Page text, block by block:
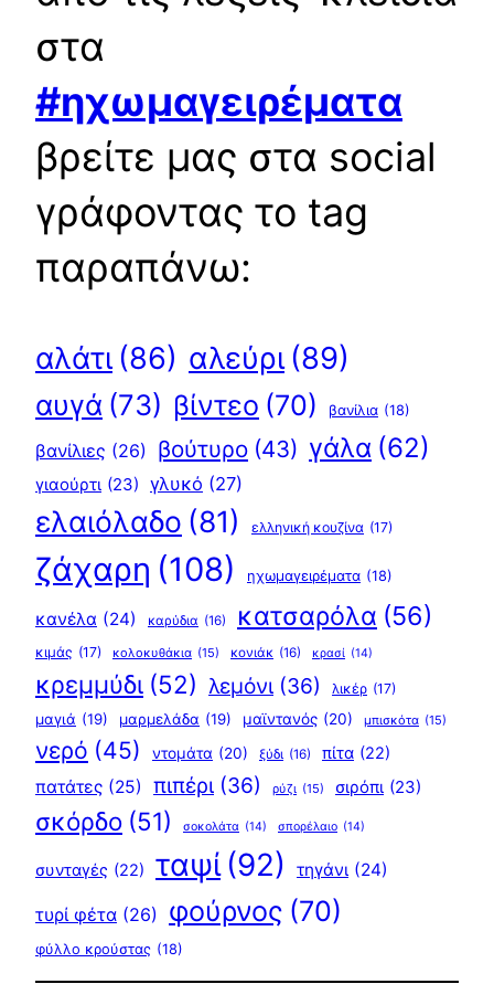
στα
#ηχωμαγειρέματα
βρείτε μας στα social
γράφοντας το tag
παραπάνω:
αλάτι (86) αλεύρι (89)
αυγά (73) βίντεο (70) βανίλια (18)
βανίλιες (26) βούτυρο (43) γάλα (62)
γιαούρτι (23) γλυκό (27)
ελαιόλαδο (81) ελληνική κουζίνα (17)
ζάχαρη (108) ηχωμαγειρέματα (18)
κανέλα (24) καρύδια (16) κατσαρόλα (56)
κιμάς (17) κολοκυθάκια (15) κονιάκ (16) κρασί (14)
κρεμμύδι (52) λεμόνι (36) λικέρ (17)
μαγιά (19) μαρμελάδα (19) μαϊντανός (20) μπισκότα (15)
νερό (45) ντομάτα (20) ξύδι (16) πίτα (22)
πατάτες (25) πιπέρι (36) ρύζι (15) σιρόπι (23)
σκόρδο (51) σοκολάτα (14) σπορέλαιο (14)
συνταγές (22) ταψί (92) τηγάνι (24)
τυρί φέτα (26) φούρνος (70)
φύλλο κρούστας (18)